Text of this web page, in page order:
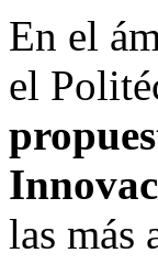
En el
el
las más